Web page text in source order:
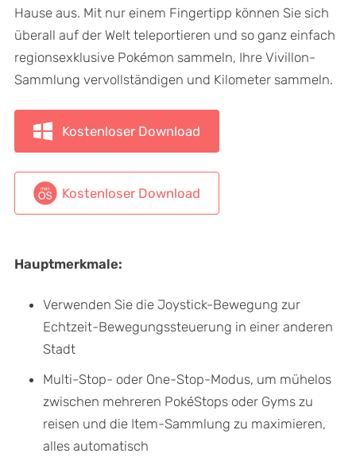
Hause aus. Mit nur einem Fingertipp können Sie sich
überall auf der Welt teleportieren und so ganz einfach
regionsexklusive Pokémon sammeln, Ihre Vivillon-
Sammlung vervollständigen und Kilometer sammeln.
Kostenloser Download
Kostenloser Download
Hauptmerkmale:
Verwenden Sie die Joystick-Bewegung zur
Echtzeit-Bewegungssteuerung in einer anderen
Stadt
Multi-Stop- oder One-Stop-Modus, um mühelos
zwischen mehreren PokéStops oder Gyms zu
reisen und die Item-Sammlung zu maximieren,
alles automatisch